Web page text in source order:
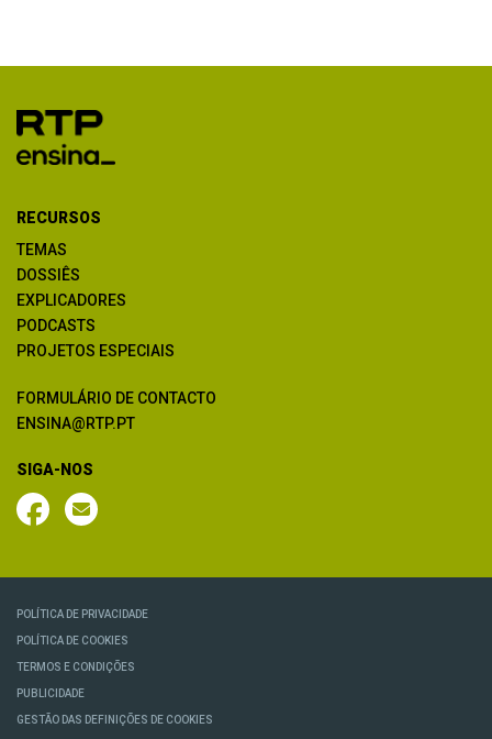
RECURSOS
TEMAS
DOSSIÊS
EXPLICADORES
PODCASTS
PROJETOS ESPECIAIS
FORMULÁRIO DE CONTACTO
ENSINA@RTP.PT
SIGA-NOS
POLÍTICA DE PRIVACIDADE
POLÍTICA DE COOKIES
TERMOS E CONDIÇÕES
PUBLICIDADE
GESTÃO DAS DEFINIÇÕES DE COOKIES